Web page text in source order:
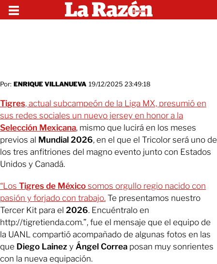
Por: ENRIQUE VILLANUEVA 19/12/2025 23:49:18
Tigres, actual subcampeón de la Liga MX, presumió en
sus redes sociales un nuevo jersey en honor a la
Selección Mexicana, mismo que lucirá en los meses
previos al Mundial 2026, en el que el Tricolor será uno de
los tres anfitriones del magno evento junto con Estados
Unidos y Canadá.
“Los Tigres de México somos orgullo regio nacido con
pasión y forjado con trabajo. Te presentamos nuestro
Tercer Kit para el 2026. Encuéntralo en
http://tigretienda.com.”, fue el mensaje que el equipo de
la UANL compartió acompañado de algunas fotos en las
que Diego Lainez y Ángel Correa posan muy sonrientes
con la nueva equipación.